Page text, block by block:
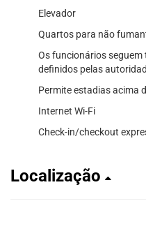
Elevador
Quartos para não
Os funcionários
definidos pelas
Permite estadias acima
Internet Wi-Fi
Check-in/checkout
Localização